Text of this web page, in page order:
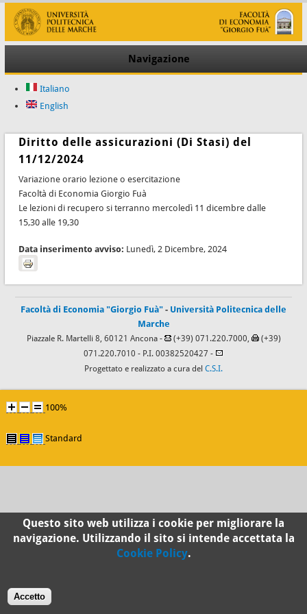
Navigazione
Italiano
English
Diritto delle assicurazioni (Di Stasi) del
11/12/2024
Variazione orario lezione o esercitazione
Facoltà di Economia Giorgio Fuà
Le lezioni di recupero si terranno mercoledì 11 dicembre dalle
15,30 alle 19,30
Data inserimento avviso: Lunedì, 2 Dicembre, 2024
Facoltà di Economia "Giorgio Fuà" - Università Politecnica delle
Marche
Piazzale R. Martelli 8, 60121 Ancona - (+39) 071.220.7000,
(+39)
071.220.7010 - P.I. 00382520427 -
Progettato e realizzato a cura del C.S.I.
100%
Standard
Questo sito web utilizza i cookie per migliorare la
navigazione. Utilizzando il sito si intende accettata la
Cookie Policy.
Accetto